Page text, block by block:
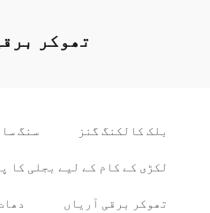
تھوکر
بلک کالکنگ گنز سنگ
لکڑی کے کام کے لیے بجلی کا
تھوکر برقی آریاں